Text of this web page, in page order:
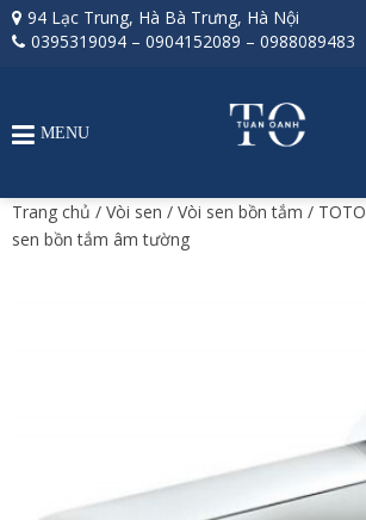
94 Lạc Trung, Hà Bà Trưng, Hà Nội
0395319094 – 0904152089 – 0988089483
MENU
Trang chủ / Vòi sen / Vòi sen bồn tắm /
sen bồn tắm âm tường